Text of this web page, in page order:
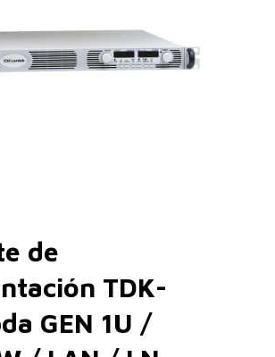
de
TDK-
GEN 1U /